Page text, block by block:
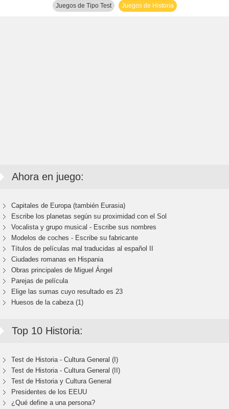
Juegos de Tipo Test Juegos de Historia
Ahora en juego:
Capitales de Europa (también Eurasia)
Escribe los planetas según su proximidad con el Sol
Vocalista y grupo musical - Escribe sus nombres
Modelos de coches - Escribe su fabricante
Títulos de películas mal traducidas al español II
Ciudades romanas en Hispania
Obras principales de Miguel Ángel
Parejas de película
Elige las sumas cuyo resultado es 23
Huesos de la cabeza (1)
Top 10 Historia:
Test de Historia - Cultura General (I)
Test de Historia - Cultura General (II)
Test de Historia y Cultura General
Presidentes de los EEUU
¿Qué define a una persona?